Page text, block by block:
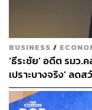
BUSINESS /
‘ธีระชัย’ อดีต รมว.
เปราะบางจริง’ ลด
ตึงตัว